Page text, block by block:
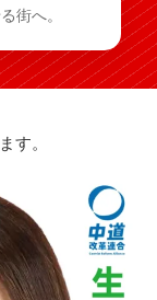
街へ。
す。